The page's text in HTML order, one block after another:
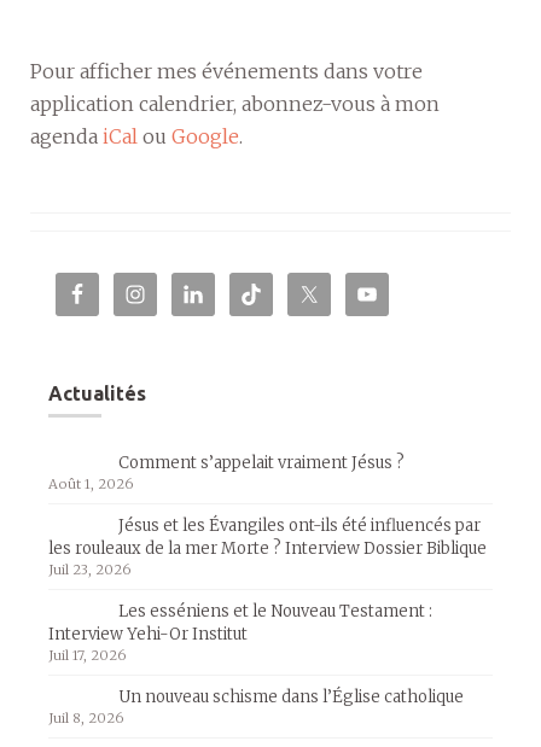
Pour afficher mes événements dans votre
application calendrier, abonnez-vous à mon
agenda iCal ou Google.
Actualités
Comment s’appelait vraiment Jésus ?
Août 1, 2026
Jésus et les Évangiles ont-ils été influencés par
les rouleaux de la mer Morte ? Interview Dossier Biblique
Juil 23, 2026
Les esséniens et le Nouveau Testament :
Interview Yehi-Or Institut
Juil 17, 2026
Un nouveau schisme dans l’Église catholique
Juil 8, 2026